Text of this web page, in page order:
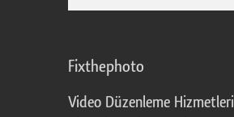
Fixthephoto
Video Düzenleme Hizmetleri